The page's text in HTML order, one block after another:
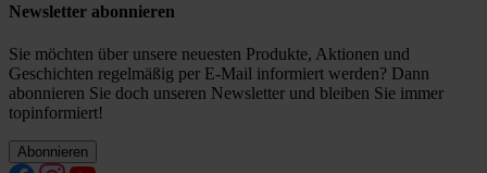
Newsletter abonnieren
Sie möchten über unsere neuesten Produkte, Aktionen und
Geschichten regelmäßig per E-Mail informiert werden? Dann
abonnieren Sie doch unseren Newsletter und bleiben Sie immer
topinformiert!
Abonnieren